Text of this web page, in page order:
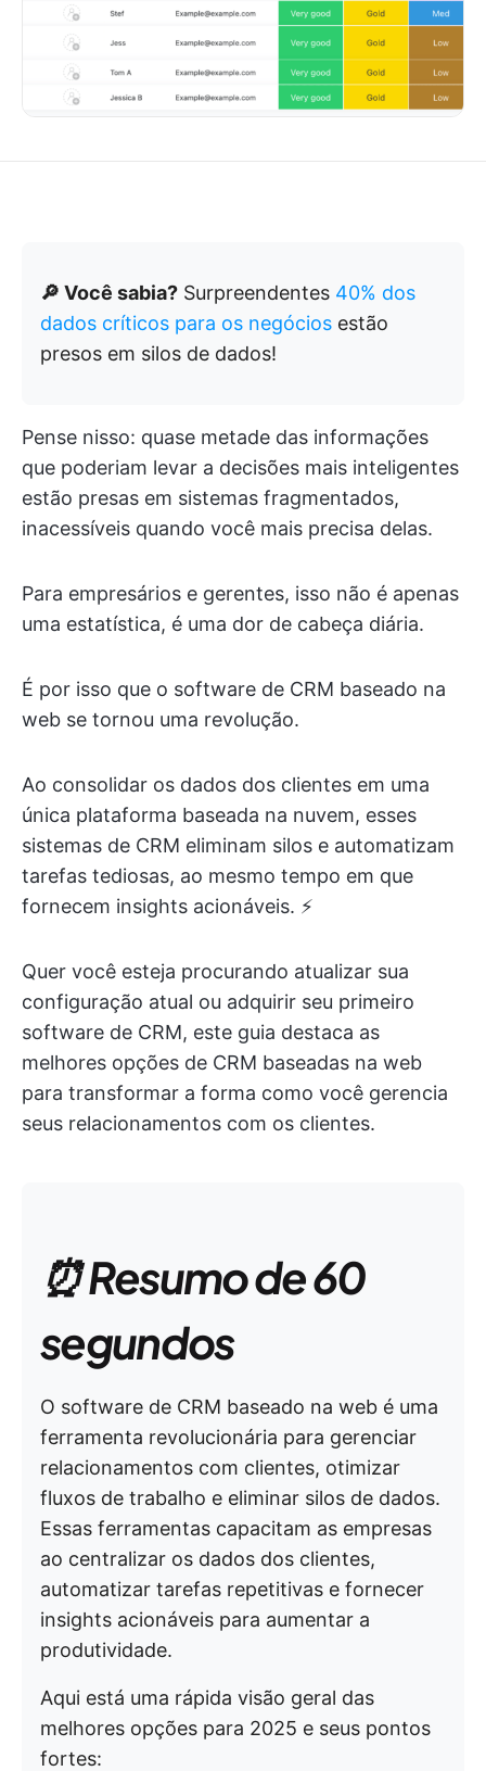
🔎 Você sabia? Surpreendentes 40% dos
dados críticos para os negócios estão
presos em silos de dados!
Pense nisso: quase metade das informações
que poderiam levar a decisões mais inteligentes
estão presas em sistemas fragmentados,
inacessíveis quando você mais precisa delas.
Para empresários e gerentes, isso não é apenas
uma estatística, é uma dor de cabeça diária.
É por isso que o software de CRM baseado na
web se tornou uma revolução.
Ao consolidar os dados dos clientes em uma
única plataforma baseada na nuvem, esses
sistemas de CRM eliminam silos e automatizam
tarefas tediosas, ao mesmo tempo em que
fornecem insights acionáveis. ⚡
Quer você esteja procurando atualizar sua
configuração atual ou adquirir seu primeiro
software de CRM, este guia destaca as
melhores opções de CRM baseadas na web
para transformar a forma como você gerencia
seus relacionamentos com os clientes.
⏰ Resumo de 60
segundos
O software de CRM baseado na web é uma
ferramenta revolucionária para gerenciar
relacionamentos com clientes, otimizar
fluxos de trabalho e eliminar silos de dados.
Essas ferramentas capacitam as empresas
ao centralizar os dados dos clientes,
automatizar tarefas repetitivas e fornecer
insights acionáveis para aumentar a
produtividade.
Aqui está uma rápida visão geral das
melhores opções para 2025 e seus pontos
fortes: